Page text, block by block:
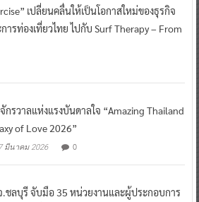
เปลี่ยนคลื่นให้เป็นโอกาสใหม่ของธุรกิจ
ารท่องเที่ยวไทย ไปกับ Surf Therapy – From
กรวาลแห่งแรงบันดาลใจ “Amazing Thailand
of Love 2026”
7 มีนาคม 2026 0
ชลบุรี จับมือ 35 หน่วยงานและผู้ประกอบการ